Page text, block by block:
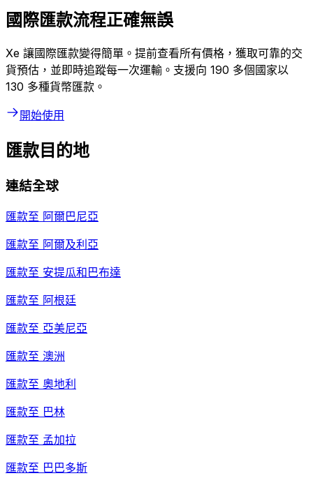
國際匯款流程正確無誤
Xe 讓國際匯款變得簡單。提前查看所有價格，獲取可靠的交
貨預估，並即時追蹤每一次運輸。支援向 190 多個國家以
130 多種貨幣匯款。
開始使用
匯款目的地
連結全球
匯款至 阿爾巴尼亞
匯款至 阿爾及利亞
匯款至 安提瓜和巴布達
匯款至 阿根廷
匯款至 亞美尼亞
匯款至 澳洲
匯款至 奧地利
匯款至 巴林
匯款至 孟加拉
匯款至 巴巴多斯